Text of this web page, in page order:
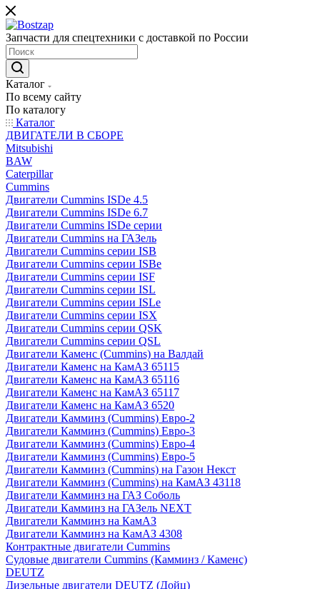
Запчасти для спецтехники с доставкой по России
Каталог
По всему сайту
По каталогу
Каталог
ДВИГАТЕЛИ В СБОРЕ
Mitsubishi
BAW
Caterpillar
Cummins
Двигатели Cummins ISDe 4.5
Двигатели Cummins ISDe 6.7
Двигатели Cummins ISDe серии
Двигатели Cummins на ГАЗель
Двигатели Cummins серии ISB
Двигатели Cummins серии ISBe
Двигатели Cummins серии ISF
Двигатели Cummins серии ISL
Двигатели Cummins серии ISLe
Двигатели Cummins серии ISX
Двигатели Cummins серии QSK
Двигатели Cummins серии QSL
Двигатели Каменс (Cummins) на Валдай
Двигатели Каменс на КамАЗ 65115
Двигатели Каменс на КамАЗ 65116
Двигатели Каменс на КамАЗ 65117
Двигатели Каменс на КамАЗ 6520
Двигатели Камминз (Cummins) Евро-2
Двигатели Камминз (Cummins) Евро-3
Двигатели Камминз (Cummins) Евро-4
Двигатели Камминз (Cummins) Евро-5
Двигатели Камминз (Cummins) на Газон Некст
Двигатели Камминз (Cummins) на КамАЗ 43118
Двигатели Камминз на ГАЗ Соболь
Двигатели Камминз на ГАЗель NEXT
Двигатели Камминз на КамАЗ
Двигатели Камминз на КамАЗ 4308
Контрактные двигатели Cummins
Судовые двигатели Cummins (Камминз / Каменс)
DEUTZ
Дизельные двигатели DEUTZ (Дойц)